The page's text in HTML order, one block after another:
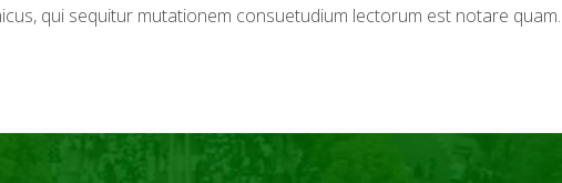
qui sequitur mutationem consuetudium lectorum est notare quam.